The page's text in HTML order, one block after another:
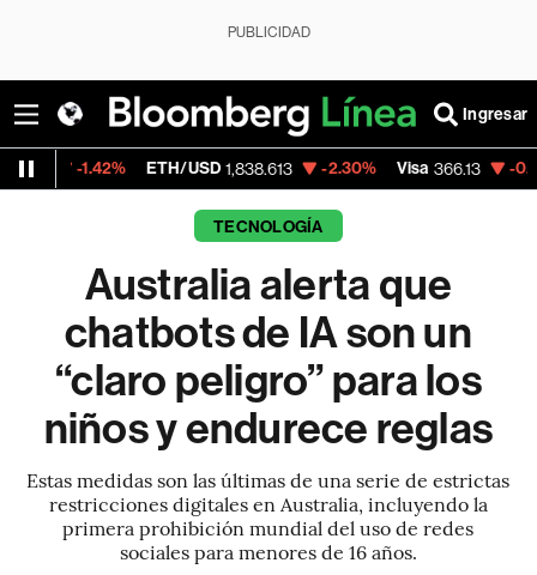
PUBLICIDAD
Ingresar
ETH/USD 1,838.613 -2.30% Visa 366.13 -0.04%
TECNOLOGÍA
Australia alerta que
chatbots de IA son un
“claro peligro” para los
niños y endurece reglas
Estas medidas son las últimas de una serie de estrictas
restricciones digitales en Australia, incluyendo la
primera prohibición mundial del uso de redes
sociales para menores de 16 años.